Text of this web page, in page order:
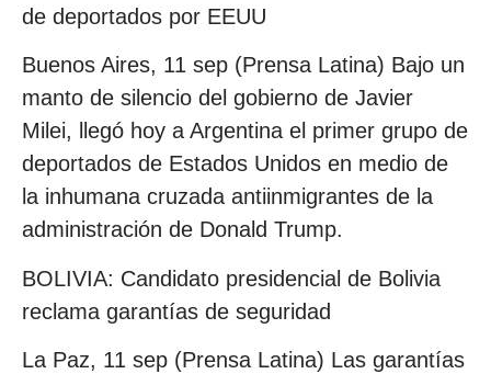
de deportados por EEUU
Buenos Aires, 11 sep (Prensa Latina) Bajo un
manto de silencio del gobierno de Javier
Milei, llegó hoy a Argentina el primer grupo de
deportados de Estados Unidos en medio de
la inhumana cruzada antiinmigrantes de la
administración de Donald Trump.
BOLIVIA: Candidato presidencial de Bolivia
reclama garantías de seguridad
La Paz, 11 sep (Prensa Latina) Las garantías